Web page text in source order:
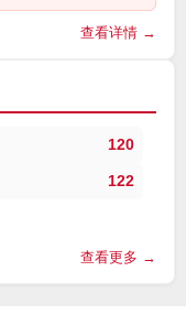
查看详情 →
120
122
查看更多 →